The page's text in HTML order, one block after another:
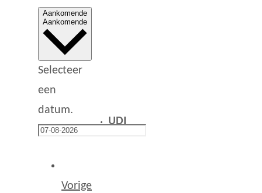
Aankomende
Aankomende
Selecteer
een
datum.
Vorige